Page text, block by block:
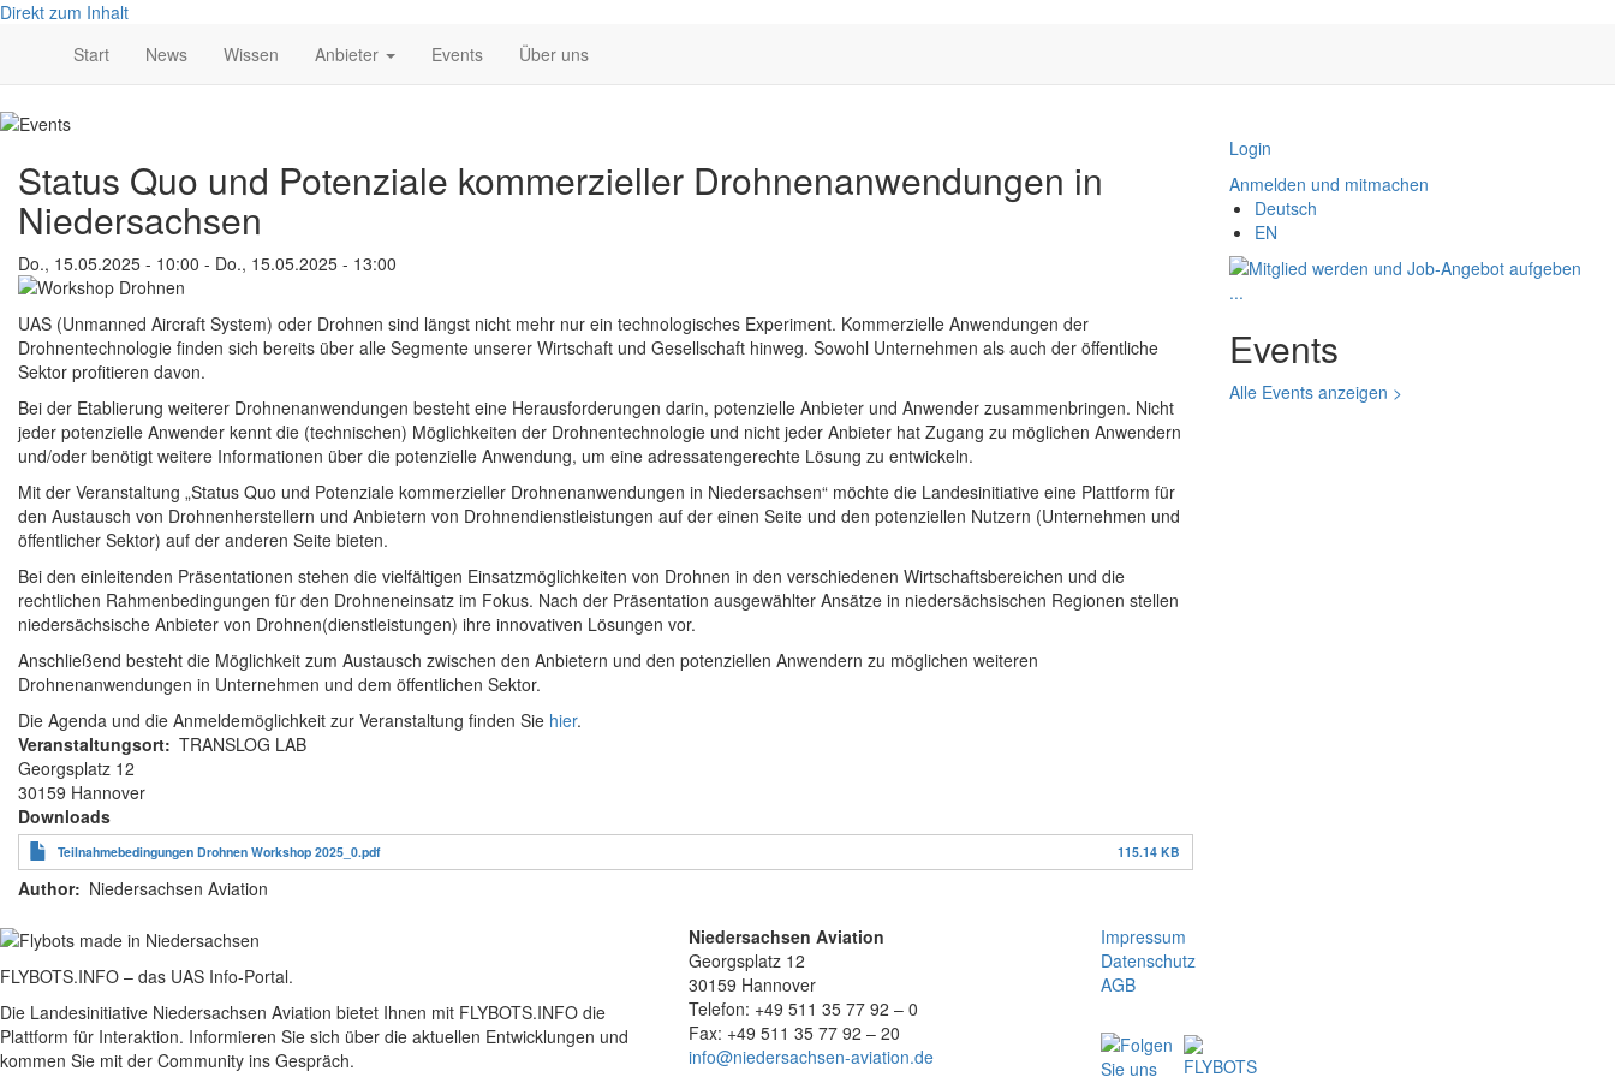
Direkt zum Inhalt
Main
navigation
Start News Wissen Anbieter Events Über uns
Status Quo und Potenziale kommerzieller Drohnenanwendungen in
Niedersachsen
Do., 15.05.2025 - 10:00 - Do., 15.05.2025 - 13:00
UAS (Unmanned Aircraft System) oder Drohnen sind längst nicht mehr nur ein technologisches Experiment. Kommerzielle Anwendungen der
Drohnentechnologie finden sich bereits über alle Segmente unserer Wirtschaft und Gesellschaft hinweg. Sowohl Unternehmen als auch der öffentliche
Sektor profitieren davon.
Bei der Etablierung weiterer Drohnenanwendungen besteht eine Herausforderungen darin, potenzielle Anbieter und Anwender zusammenbringen. Nicht
jeder potenzielle Anwender kennt die (technischen) Möglichkeiten der Drohnentechnologie und nicht jeder Anbieter hat Zugang zu möglichen Anwendern
und/oder benötigt weitere Informationen über die potenzielle Anwendung, um eine adressatengerechte Lösung zu entwickeln.
Mit der Veranstaltung „Status Quo und Potenziale kommerzieller Drohnenanwendungen in Niedersachsen“ möchte die Landesinitiative eine Plattform für
den Austausch von Drohnenherstellern und Anbietern von Drohnendienstleistungen auf der einen Seite und den potenziellen Nutzern (Unternehmen und
öffentlicher Sektor) auf der anderen Seite bieten.
Bei den einleitenden Präsentationen stehen die vielfältigen Einsatzmöglichkeiten von Drohnen in den verschiedenen Wirtschaftsbereichen und die
rechtlichen Rahmenbedingungen für den Drohneneinsatz im Fokus. Nach der Präsentation ausgewählter Ansätze in niedersächsischen Regionen stellen
niedersächsische Anbieter von Drohnen(dienstleistungen) ihre innovativen Lösungen vor.
Anschließend besteht die Möglichkeit zum Austausch zwischen den Anbietern und den potenziellen Anwendern zu möglichen weiteren
Drohnenanwendungen in Unternehmen und dem öffentlichen Sektor.
Die Agenda und die Anmeldemöglichkeit zur Veranstaltung finden Sie hier.
Veranstaltungsort TRANSLOG LAB
Georgsplatz 12
30159 Hannover
Downloads
Teilnahmebedingungen Drohnen Workshop 2025_0.pdf 115.14 KB
Author Niedersachsen Aviation
Login
Anmelden und mitmachen
Deutsch
EN
Events
Alle Events anzeigen >
FLYBOTS.INFO – das UAS Info-Portal.
Die Landesinitiative Niedersachsen Aviation bietet Ihnen mit FLYBOTS.INFO die
Plattform für Interaktion. Informieren Sie sich über die aktuellen Entwicklungen und
kommen Sie mit der Community ins Gespräch.
Niedersachsen Aviation
Georgsplatz 12
30159 Hannover
Telefon: +49 511 35 77 92 – 0
Fax: +49 511 35 77 92 – 20
info@niedersachsen-aviation.de
Impressum
Datenschutz
AGB